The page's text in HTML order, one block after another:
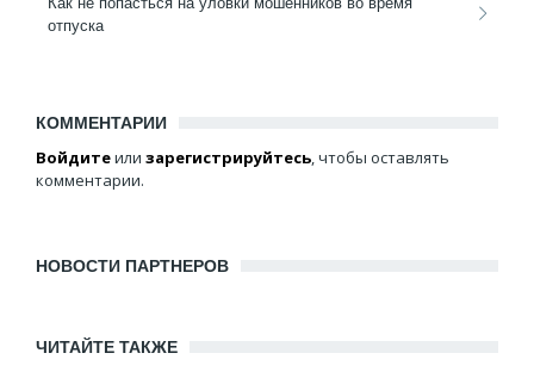
отпуска
КОММЕНТАРИИ
Войдитеили зарегистрируйтесь, чтобы оставлять
комментарии.
НОВОСТИ ПАРТНЕРОВ
ЧИТАЙТЕ ТАКЖЕ